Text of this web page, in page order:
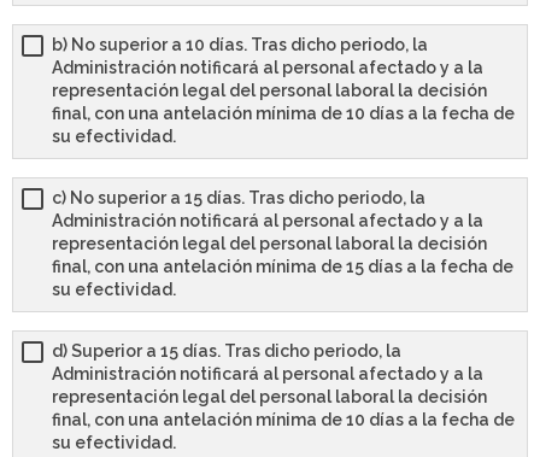
b) No superior a 10 días. Tras dicho periodo, la
Administración notificará al personal afectado y a la
representación legal del personal laboral la decisión
final, con una antelación mínima de 10 días a la fecha de
su efectividad.
c) No superior a 15 días. Tras dicho periodo, la
Administración notificará al personal afectado y a la
representación legal del personal laboral la decisión
final, con una antelación mínima de 15 días a la fecha de
su efectividad.
d) Superior a 15 días. Tras dicho periodo, la
Administración notificará al personal afectado y a la
representación legal del personal laboral la decisión
final, con una antelación mínima de 10 días a la fecha de
su efectividad.